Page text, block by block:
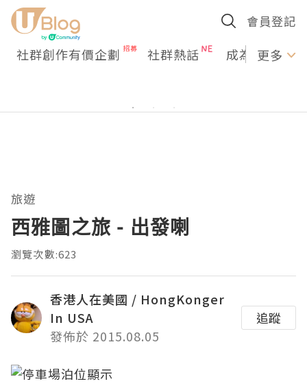
會員登記
社群創作有價企劃 社群熱話 成為U更多
旅遊
西雅圖之旅 - 出發喇
瀏覽次數:623
香港人在美國 / HongKonger
In USA
發佈於 2015.08.05
追蹤